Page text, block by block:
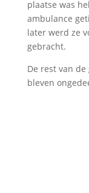
plaatse was
ambulance
later werd ze
gebracht.
De rest van
bleven